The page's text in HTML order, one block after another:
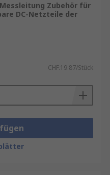
Zubehör für
DC-Netzteile der
CHF.19.87/Stück